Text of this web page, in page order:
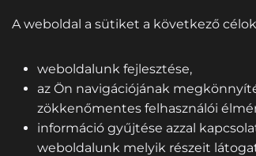
A weboldal a sütiket a következő
weboldalunk fejlesztése,
az Ön navigációjának
zökkenőmentes felhasználói
információ gyűjtése azzal
weboldalunk melyik részeit